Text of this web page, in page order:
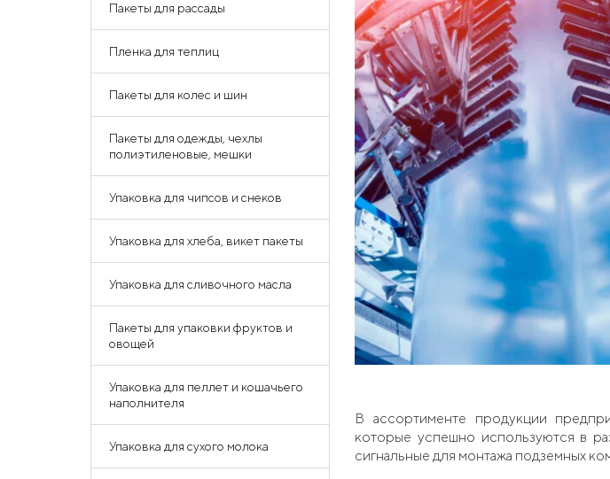
Пакеты для рассады
Пленка для теплиц
Пакеты для колес и шин
Пакеты для одежды, чехлы
полиэтиленовые, мешки
Упаковка для чипсов и снеков
Упаковка для хлеба, викет пакеты
Упаковка для сливочного масла
Пакеты для упаковки фруктов и
овощей
Упаковка для пеллет и кошачьего
наполнителя
Упаковка для сухого молока
В ассортименте продукции
которые успешно используются в
сигнальные для монтажа подземных